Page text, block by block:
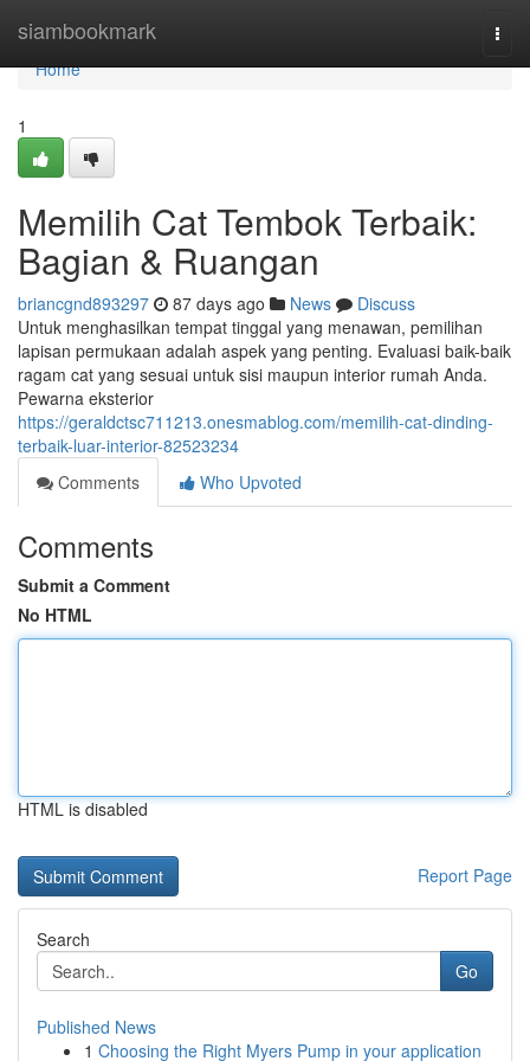
siambookmark
Home
Home
1
Memilih Cat Tembok Terbaik:
Bagian & Ruangan
briancgnd893297 87 days ago News
Discuss
Untuk menghasilkan tempat tinggal yang menawan, pemilihan
lapisan permukaan adalah aspek yang penting. Evaluasi baik-baik
ragam cat yang sesuai untuk sisi maupun interior rumah Anda.
Pewarna eksterior
https://geraldctsc711213.onesmablog.com/memilih-cat-dinding-
terbaik-luar-interior-82523234
Comments
Who Upvoted
Comments
Submit a Comment
No HTML
HTML is disabled
Report Page
Search
Go
Published News
1 Choosing the Right Myers Pump in your application